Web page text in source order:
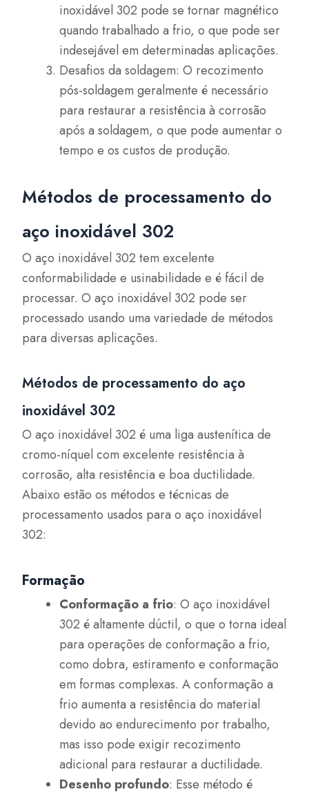
inoxidável 302 pode se tornar magnético
quando trabalhado a frio, o que pode ser
indesejável em determinadas aplicações.
Desafios da soldagem: O recozimento
pós-soldagem geralmente é necessário
para restaurar a resistência à corrosão
após a soldagem, o que pode aumentar o
tempo e os custos de produção.
Métodos de processamento do
aço inoxidável 302
O aço inoxidável 302 tem excelente
conformabilidade e usinabilidade e é fácil de
processar. O aço inoxidável 302 pode ser
processado usando uma variedade de métodos
para diversas aplicações.
Métodos de processamento do aço
inoxidável 302
O aço inoxidável 302 é uma liga austenítica de
cromo-níquel com excelente resistência à
corrosão, alta resistência e boa ductilidade.
Abaixo estão os métodos e técnicas de
processamento usados para o aço inoxidável
302:
Formação
Conformação a frio: O aço inoxidável
302 é altamente dúctil, o que o torna ideal
para operações de conformação a frio,
como dobra, estiramento e conformação
em formas complexas. A conformação a
frio aumenta a resistência do material
devido ao endurecimento por trabalho,
mas isso pode exigir recozimento
adicional para restaurar a ductilidade.
Desenho profundo: Esse método é